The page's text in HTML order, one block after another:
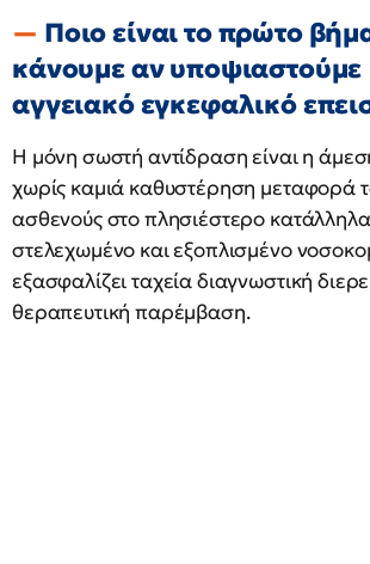
Ποιο είναι το πρώτο
κάνουμε αν υποψιαστούμε
αγγειακό εγκεφαλικό
Η μόνη σωστή αντίδραση είναι η
χωρίς καμιά καθυστέρηση μεταφορά
ασθενούς στο πλησιέστερο κατάλληλα
στελεχωμένο και εξοπλισμένο
εξασφαλίζει ταχεία διαγνωστική
θεραπευτική παρέμβαση.